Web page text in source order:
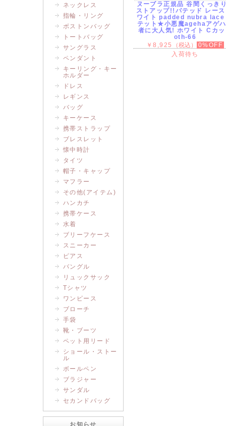
ヌーブラ正規品 谷間くっき
ストアップ!!パテッド レー
ワイト padded nubra lace
テット★小悪魔agehaアゲ
者に大人気! ホワイト Cカ
oth-66
￥8,925
（税込）
0%OFF
入荷待ち
ネックレス
指輪・リング
ボストンバッグ
トートバッグ
サングラス
ペンダント
キーリング・キー
ホルダー
ドレス
レギンス
バッグ
キーケース
携帯ストラップ
ブレスレット
懐中時計
タイツ
帽子・キャップ
マフラー
その他(アイテム)
ハンカチ
携帯ケース
水着
ブリーフケース
スニーカー
ピアス
バングル
リュックサック
Tシャツ
ワンピース
ブローチ
手袋
靴・ブーツ
ペット用リード
ショール・ストー
ル
ボールペン
ブラジャー
サンダル
セカンドバッグ
お知らせ